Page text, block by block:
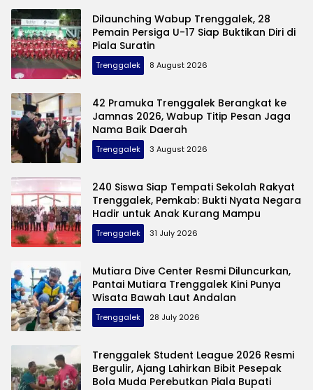
Dilaunching Wabup Trenggalek, 28
Pemain Persiga U-17 Siap Buktikan Diri di
Piala Suratin
Trenggalek 8 August 2026
42 Pramuka Trenggalek Berangkat ke
Jamnas 2026, Wabup Titip Pesan Jaga
Nama Baik Daerah
Trenggalek 3 August 2026
240 Siswa Siap Tempati Sekolah Rakyat
Trenggalek, Pemkab: Bukti Nyata Negara
Hadir untuk Anak Kurang Mampu
Trenggalek 31 July 2026
Mutiara Dive Center Resmi Diluncurkan,
Pantai Mutiara Trenggalek Kini Punya
Wisata Bawah Laut Andalan
Trenggalek 28 July 2026
Trenggalek Student League 2026 Resmi
Bergulir, Ajang Lahirkan Bibit Pesepak
Bola Muda Perebutkan Piala Bupati